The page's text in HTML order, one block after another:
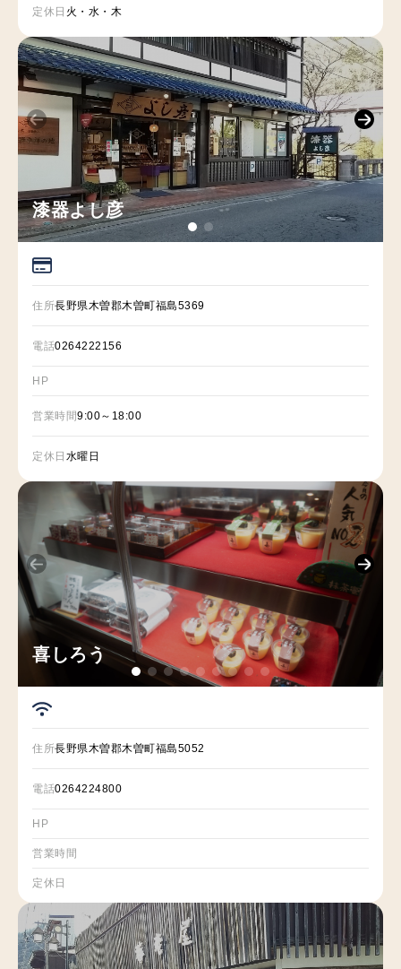
定休日 火・水・木
漆器よし彦
住所長野県木曽郡木曽町福島5369
電話0264222156
HP
営業時間9:00～18:00
定休日 水曜日
喜しろう
住所長野県木曽郡木曽町福島5052
電話0264224800
HP
営業時間
定休日